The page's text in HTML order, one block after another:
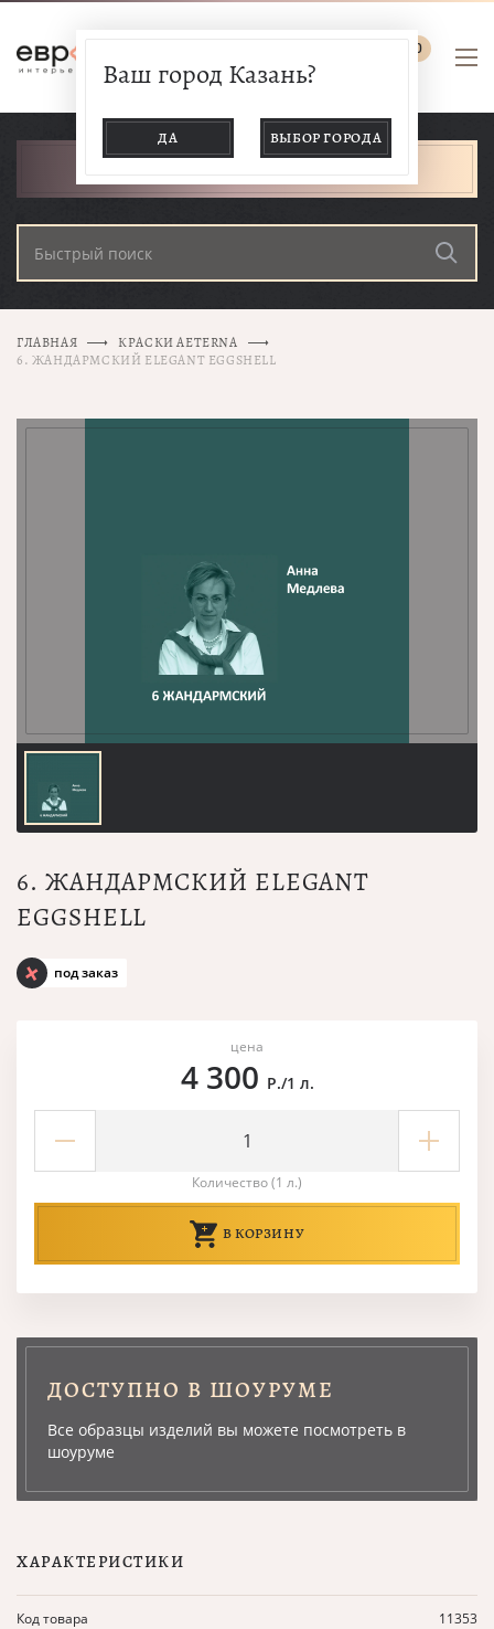
0
Ваш город Казань?
ДА ВЫБОР ГОРОДА
ГЛАВНАЯ
КРАСКИ AETERNA
6. ЖАНДАРМСКИЙ ELEGANT EGGSHELL
6. ЖАНДАРМСКИЙ ELEGANT
EGGSHELL
под заказ
цена
4 300 Р./1 л.
Количество (1 л.)
В КОРЗИНУ
ДОСТУПНО В ШОУРУМЕ
Все образцы изделий вы можете посмотреть в
шоуруме
ХАРАКТЕРИСТИКИ
Код товара 11353